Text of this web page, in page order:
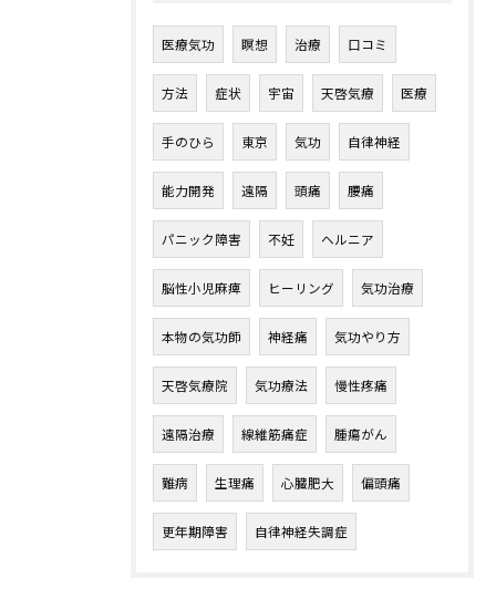
医療気功 瞑想 治療 口コミ
方法 症状 宇宙 天啓気療 医療
手のひら 東京 気功 自律神経
能力開発 遠隔 頭痛 腰痛
パニック障害 不妊 ヘルニア
脳性小児麻痺 ヒーリング 気功治療
本物の気功師 神経痛 気功やり方
天啓気療院 気功療法 慢性疼痛
遠隔治療 線維筋痛症 腫瘍がん
難病 生理痛 心臓肥大 偏頭痛
更年期障害 自律神経失調症